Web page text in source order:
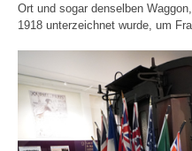
Ort und sogar denselben
1918 unterzeichnet wurde, um